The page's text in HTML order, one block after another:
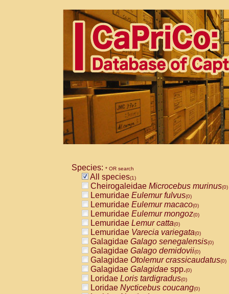
Species: * OR search
All species(1)
Cheirogaleidae Microcebus murinus(0)
Lemuridae Eulemur fulvus(0)
Lemuridae Eulemur macaco(0)
Lemuridae Eulemur mongoz(0)
Lemuridae Lemur catta(0)
Lemuridae Varecia variegata(0)
Galagidae Galago senegalensis(0)
Galagidae Galago demidovii(0)
Galagidae Otolemur crassicaudatus(0)
Galagidae Galagidae spp.(0)
Loridae Loris tardigradus(0)
Loridae Nycticebus coucang(0)